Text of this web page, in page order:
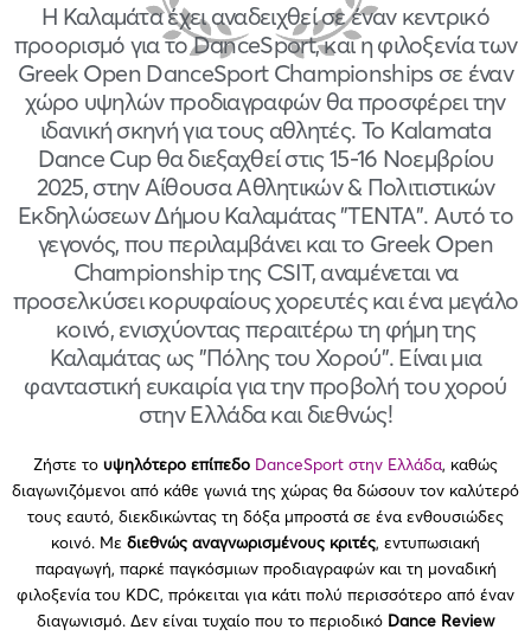
Η Καλαμάτα έχει αναδειχθεί σε έναν κεντρικό
προορισμό για το DanceSport, και η φιλοξενία των
Greek Open DanceSport Championships σε έναν
χώρο υψηλών προδιαγραφών θα προσφέρει την
ιδανική σκηνή για τους αθλητές. To Kalamata
Dance Cup θα διεξαχθεί στις 15-16 Νοεμβρίου
2025, στην Αίθουσα Αθλητικών & Πολιτιστικών
Εκδηλώσεων Δήμου Καλαμάτας "ΤΕΝΤΑ". Αυτό το
γεγονός, που περιλαμβάνει και το Greek Open
Championship της CSIT, αναμένεται να
προσελκύσει κορυφαίους χορευτές και ένα μεγάλο
κοινό, ενισχύοντας περαιτέρω τη φήμη της
Καλαμάτας ως "Πόλης του Χορού". Είναι μια
φανταστική ευκαιρία για την προβολή του χορού
στην Ελλάδα και διεθνώς!
Ζήστε το υψηλότερο επίπεδο DanceSport στην Ελλάδα, καθώς
διαγωνιζόμενοι από κάθε γωνιά της χώρας θα δώσουν τον καλύτερό
τους εαυτό, διεκδικώντας τη δόξα μπροστά σε ένα ενθουσιώδες
κοινό. Με διεθνώς αναγνωρισμένους κριτές, εντυπωσιακή
παραγωγή, παρκέ παγκόσμιων προδιαγραφών και τη μοναδική
φιλοξενία του KDC, πρόκειται για κάτι πολύ περισσότερο από έναν
διαγωνισμό. Δεν είναι τυχαίο που το περιοδικό Dance Review